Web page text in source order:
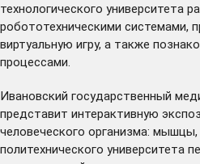
технологического университета
робототехническими системами,
виртуальную игру, а также
процессами.
Ивановский государственный
представит интерактивную
человеческого организма:
политехнического университета